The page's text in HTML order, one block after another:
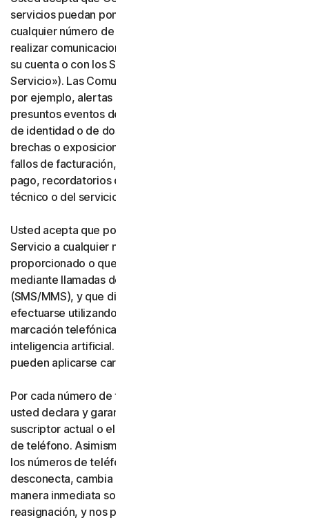
servicios puedan ponerse en contacto con usted en
cualquier número de teléfono que nos proporcione para
realizar comunicaciones informativas relacionadas con
su cuenta o con los Servicios («Comunicaciones del
Servicio»). Las Comunicaciones del Servicio incluyen,
por ejemplo, alertas de identidad o de transacciones,
presuntos eventos de fraude o seguridad, verificación
de identidad o de dos factores, notificaciones de
brechas o exposiciones de datos, notificaciones de
fallos de facturación, actualizaciones de métodos de
pago, recordatorios de renovación y avisos de soporte
técnico o del servicio.
Usted acepta que podamos realizar Comunicaciones del
Servicio a cualquier número de teléfono que nos haya
proporcionado o que nos proporcione en el futuro
mediante llamadas de voz o mensajes de texto
(SMS/MMS), y que dichas llamadas o mensajes puedan
efectuarse utilizando un sistema automático de
marcación telefónica, una voz artificial o pregrabada, o
inteligencia artificial. Usted reconoce y acepta que
pueden aplicarse cargos por mensajería y datos.
Por cada número de teléfono que nos proporcione,
usted declara y garantiza expresamente que es el
suscriptor actual o el usuario habitual de dicho número
de teléfono. Asimismo, usted acepta que, si alguno de
los números de teléfono que nos haya proporcionado se
desconecta, cambia o se reasigna, nos informará de
manera inmediata sobre dicha desconexión, cambio o
reasignación, y nos proporcionará un nuevo número de